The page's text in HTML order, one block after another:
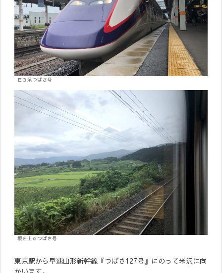
Ｅ３系つばさ号
坂を上るつばさ号
東京駅から早速山形新幹線『つばさ127号』にのって米沢に向
かいます。